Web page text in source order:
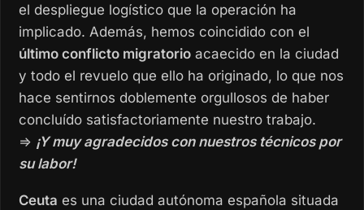
el despliegue logístico que la operación ha
implicado. Además, hemos coincidido con el
último conflicto migratorio acaecido en la ciudad
y todo el revuelo que ello ha originado, lo que nos
hace sentirnos doblemente orgullosos de haber
concluído satisfactoriamente nuestro trabajo.
⇒ ¡Y muy agradecidos con nuestros técnicos por
su labor!
Ceuta es una ciudad autónoma española situada